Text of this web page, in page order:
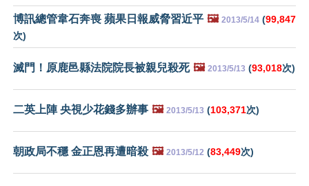
博訊總管韋石奔喪 蘋果日報威脅習近平 🖼️ 2013/5/14 (99,847
次)
滅門！原鹿邑縣法院院長被親兒殺死 🖼️ 2013/5/13 (93,018次)
二英上陣 央視少花錢多辦事 🖼️ 2013/5/13 (103,371次)
朝政局不穩 金正恩再遭暗殺 🖼️ 2013/5/12 (83,449次)